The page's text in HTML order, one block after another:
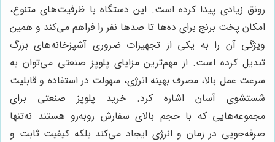
رونق زیادی پیدا کرده است. این دستگاه با ظرفیت‌های متنوع،
امکان پخت برنج برای ده‌ها تا صدها نفر را فراهم می‌کند و همین
ویژگی آن را به یکی از تجهیزات ضروری آشپزخانه‌های بزرگ
تبدیل کرده است. از مهم‌ترین مزایای پلوپز صنعتی می‌توان به
سرعت عمل بالا، مصرف بهینه انرژی، سهولت در استفاده و قابلیت
شستشوی آسان اشاره کرد. خرید پلوپز صنعتی برای
مجموعه‌هایی که با حجم بالای سفارش روبه‌رو هستند نه‌تنها
صرفه‌جویی در زمان و انرژی ایجاد می‌کند بلکه کیفیت ثابت و